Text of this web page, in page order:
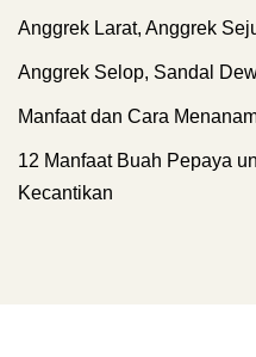
Anggrek Larat, Anggrek
Anggrek Selop, Sandal
Manfaat dan Cara
12 Manfaat Buah Pepaya
Kecantikan